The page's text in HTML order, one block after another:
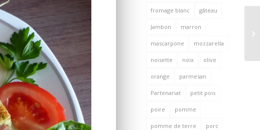
fromage blanc gâteau
Jambon marron
mascarpone mozzarella
noisette noix olive
orange parmesan
Partenariat petit pois
poire pomme
pomme de terre porc